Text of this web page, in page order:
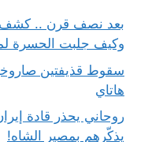
بعد نصف قرن .. كشف
وكيف جلبت الحسرة
سقوط قذيفتين
هاتاي
روحاني يحذر قادة
يذكّرهم بمصير الشاه!